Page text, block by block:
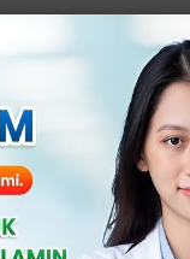
tidak